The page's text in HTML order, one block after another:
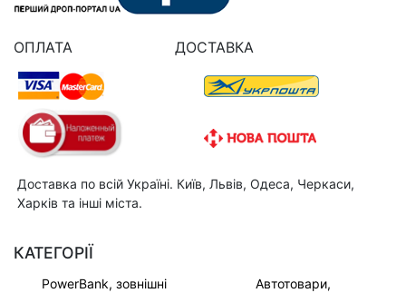
ОПЛАТА ДОСТАВКА
Доставка по всій Україні. Київ, Львів, Одеса, Черкаси,
Харків та інші міста.
КАТЕГОРІЇ
PowerBank, зовнішні
Автотовари,